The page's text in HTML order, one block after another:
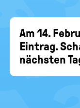
Am 14.
Eintrag.
nächsten